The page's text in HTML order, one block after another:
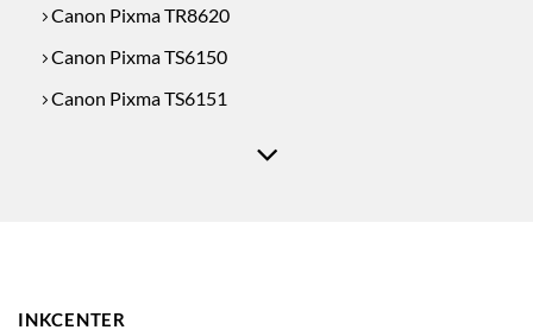
Canon Pixma TR8620
Canon Pixma TS6150
Canon Pixma TS6151
INKCENTER